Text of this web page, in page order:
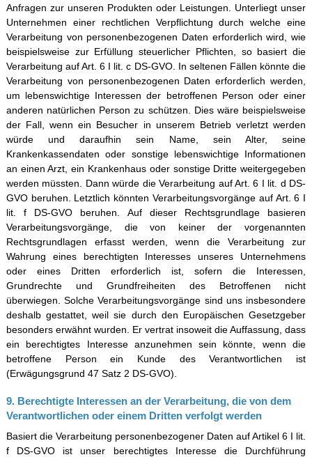
Anfragen zur unseren Produkten oder Leistungen. Unterliegt unser
Unternehmen einer rechtlichen Verpflichtung durch welche eine
Verarbeitung von personenbezogenen Daten erforderlich wird, wie
beispielsweise zur Erfüllung steuerlicher Pflichten, so basiert die
Verarbeitung auf Art. 6 I lit. c DS-GVO. In seltenen Fällen könnte die
Verarbeitung von personenbezogenen Daten erforderlich werden,
um lebenswichtige Interessen der betroffenen Person oder einer
anderen natürlichen Person zu schützen. Dies wäre beispielsweise
der Fall, wenn ein Besucher in unserem Betrieb verletzt werden
würde und daraufhin sein Name, sein Alter, seine
Krankenkassendaten oder sonstige lebenswichtige Informationen
an einen Arzt, ein Krankenhaus oder sonstige Dritte weitergegeben
werden müssten. Dann würde die Verarbeitung auf Art. 6 I lit. d DS-
GVO beruhen. Letztlich könnten Verarbeitungsvorgänge auf Art. 6 I
lit. f DS-GVO beruhen. Auf dieser Rechtsgrundlage basieren
Verarbeitungsvorgänge, die von keiner der vorgenannten
Rechtsgrundlagen erfasst werden, wenn die Verarbeitung zur
Wahrung eines berechtigten Interesses unseres Unternehmens
oder eines Dritten erforderlich ist, sofern die Interessen,
Grundrechte und Grundfreiheiten des Betroffenen nicht
überwiegen. Solche Verarbeitungsvorgänge sind uns insbesondere
deshalb gestattet, weil sie durch den Europäischen Gesetzgeber
besonders erwähnt wurden. Er vertrat insoweit die Auffassung, dass
ein berechtigtes Interesse anzunehmen sein könnte, wenn die
betroffene Person ein Kunde des Verantwortlichen ist
(Erwägungsgrund 47 Satz 2 DS-GVO).
9. Berechtigte Interessen an der Verarbeitung, die von dem
Verantwortlichen oder einem Dritten verfolgt werden
Basiert die Verarbeitung personenbezogener Daten auf Artikel 6 I lit.
f DS-GVO ist unser berechtigtes Interesse die Durchführung